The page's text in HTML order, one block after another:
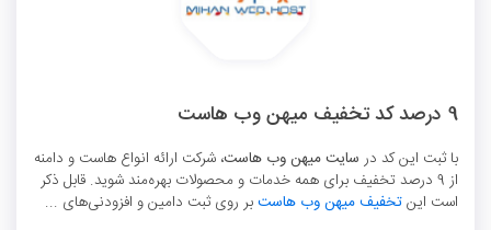
9 درصد کد تخفیف میهن وب هاست
با ثبت این کد در سایت میهن وب هاست، شرکت ارائه انواع هاست و دامنه
از 9 درصد تخفیف برای همه خدمات و محصولات بهره‌مند شوید. قابل ذکر
است اینتخفیف میهن وب هاستبر روی ثبت دامین و افزودنی‌های ...